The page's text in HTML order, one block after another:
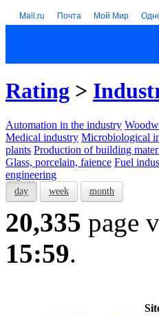
Mail.ru Почта Мой Мир
Rating >
Automation in the industry
Medical industry Microbiological
plants Production of building
Glass, porcelain, faience Fuel
engineering
day week month
20,335 page
15:59.